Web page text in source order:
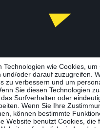
Technologien wie Cookies,
und/oder darauf zuzugreifen.
zu verbessern und um
Sie diesen Technologien
Surfverhalten oder
Wenn Sie Ihre
können bestimmte
Website benutzt Cookies, die